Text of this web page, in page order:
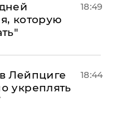
которую
18:49
Лейпциге
укреплять
18:44